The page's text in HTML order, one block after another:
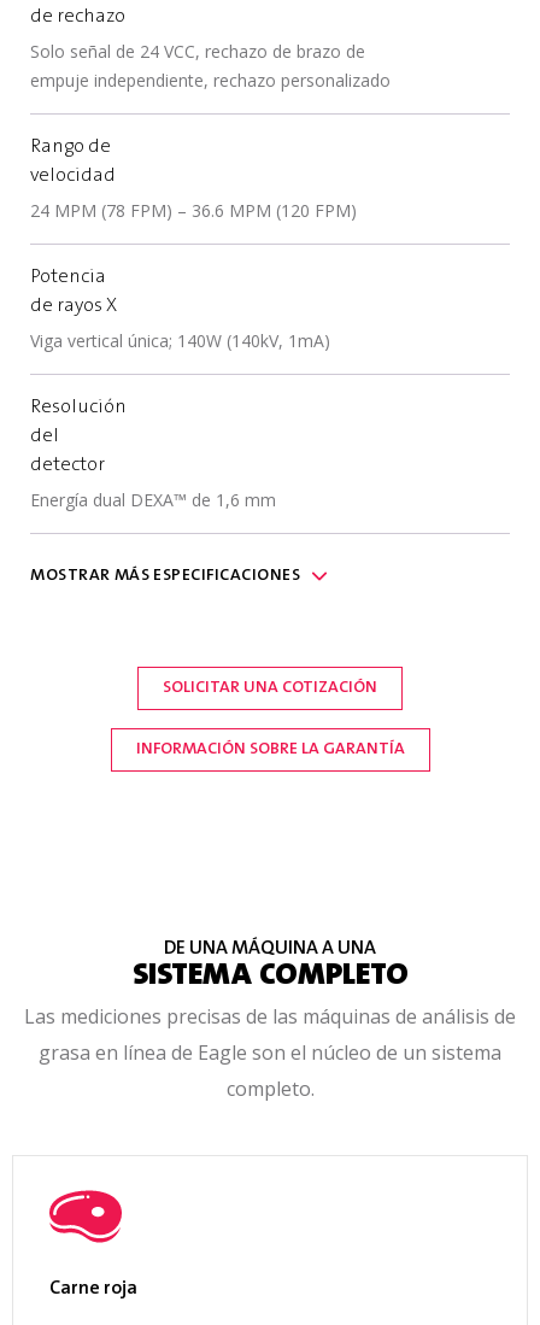
de rechazo
Solo señal de 24 VCC, rechazo de brazo de
empuje independiente, rechazo personalizado
Rango de
velocidad
24 MPM (78 FPM) – 36.6 MPM (120 FPM)
Potencia
de rayos X
Viga vertical única; 140W (140kV, 1mA)
Resolución
del
detector
Energía dual DEXA™ de 1,6 mm
Comunicación
acabado superficial n.º 4, RA de menos de 32u
de las
normas 21 CFR 1020.40, 21 CFR 179.21 y las
Seguridad
eléctrica
MOSTRAR MÁS ESPECIFICACIONES
SOLICITAR UNA COTIZACIÓN
INFORMACIÓN SOBRE LA GARANTÍA
DE UNA MÁQUINA A UNA
SISTEMA COMPLETO
Las mediciones precisas de las máquinas de análisis de
grasa en línea de Eagle son el núcleo de un sistema
completo.
Carne roja